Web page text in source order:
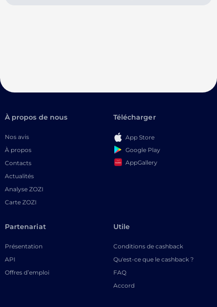
À propos de nous
Nos avis
À propos
Contacts
Actualités
Analyse ZOZI
Carte ZOZI
Télécharger
App Store
Google Play
AppGallery
Partenariat
Présentation
API
Offres d’emploi
Utile
Conditions de cashback
Qu'est-ce que le cashback ?
FAQ
Accord